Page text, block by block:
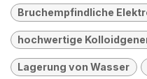
Bruchempfindliche
hochwertige
Lagerung von Wasser